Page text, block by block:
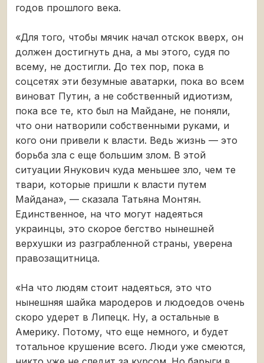
годов прошлого века.
«Для того, чтобы мячик начал отскок вверх, он
должен достигнуть дна, а мы этого, судя по
всему, не достигли. До тех пор, пока в
соцсетях эти безумные аватарки, пока во всем
виноват Путин, а не собственный идиотизм,
пока все те, кто был на Майдане, не поняли,
что они натворили собственными руками, и
кого они привели к власти. Ведь жизнь — это
борьба зла с еще большим злом. В этой
ситуации Янукович куда меньшее зло, чем те
твари, которые пришли к власти путем
Майдана», — сказала Татьяна Монтян.
Единственное, на что могут надеяться
украинцы, это скорое бегство нынешней
верхушки из разграбленной страны, уверена
правозащитница.
«На что людям стоит надеяться, это что
нынешняя шайка мародеров и людоедов очень
скоро удерет в Липецк. Ну, а остальные в
Америку. Потому, что еще немного, и будет
тотальное крушение всего. Люди уже смеются,